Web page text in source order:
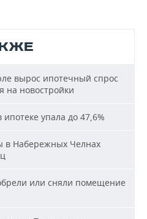
вырос ипотечный спрос
на новостройки
упала до 47,6%
в Набережных Челнах
или сняли помещение